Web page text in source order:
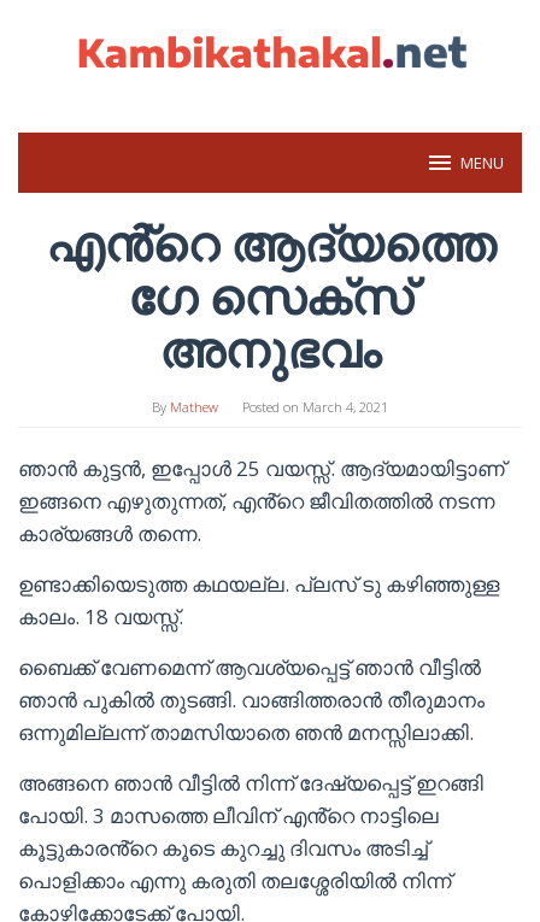
MENU
എൻ്റെ ആദ്യത്തെ
ഗേ സെക്സ്
അനുഭവം
By Mathew Posted on March 4, 2021
ഞാൻ കുട്ടൻ, ഇപ്പോൾ 25 വയസ്സ്. ആദ്യമായിട്ടാണ്
ഇങ്ങനെ എഴുതുന്നത്, എൻ്റെ ജീവിതത്തിൽ നടന്ന
കാര്യങ്ങൾ തന്നെ.
ഉണ്ടാക്കിയെടുത്ത കഥയല്ല. പ്ലസ് ടു കഴിഞ്ഞുള്ള
കാലം. 18 വയസ്സ്.
ബൈക്ക് വേണമെന്ന് ആവശ്യപ്പെട്ട് ഞാൻ വീട്ടിൽ
ഞാൻ പുകിൽ തുടങ്ങി. വാങ്ങിത്തരാൻ തീരുമാനം
ഒന്നുമില്ലന്ന് താമസിയാതെ ഞൻ മനസ്സിലാക്കി.
അങ്ങനെ ഞാൻ വീട്ടിൽ നിന്ന് ദേഷ്യപ്പെട്ട് ഇറങ്ങി
പോയി. 3 മാസത്തെ ലീവിന് എൻ്റെ നാട്ടിലെ
കൂട്ടുകാരൻ്റെ കൂടെ കുറച്ചു ദിവസം അടിച്ച്
പൊളിക്കാം എന്നു കരുതി തലശ്ശേരിയിൽ നിന്ന്
കോഴിക്കോടേക്ക് പോയി.